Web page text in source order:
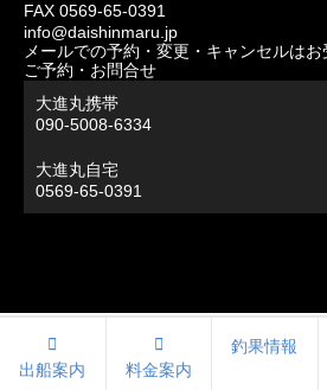
FAX 0569-65-0391
info@daishinmaru.jp
メールでの予約・変更・キャンセルはお
ご予約・お問合せ
大進丸携帯
090-5008-6334
大進丸自宅
0569-65-0391
出船案内 料金案内
釣果情報